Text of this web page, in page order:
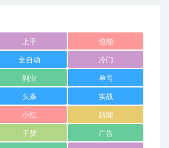
上手 也能
全自动 冷门
副业 单号
头条 实战
小红 就能
干货 广告